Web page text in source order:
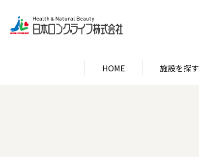
HOME 施設を探す